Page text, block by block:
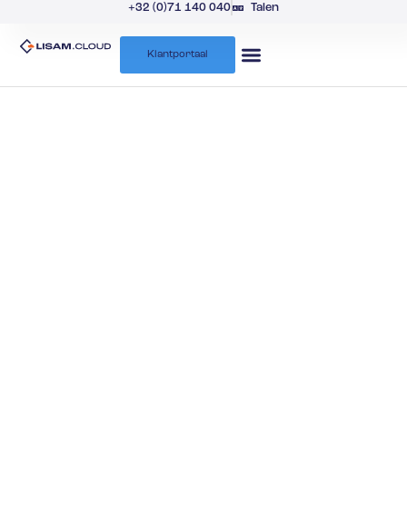
+32 (0)71 140 040 Talen
Klantportaal